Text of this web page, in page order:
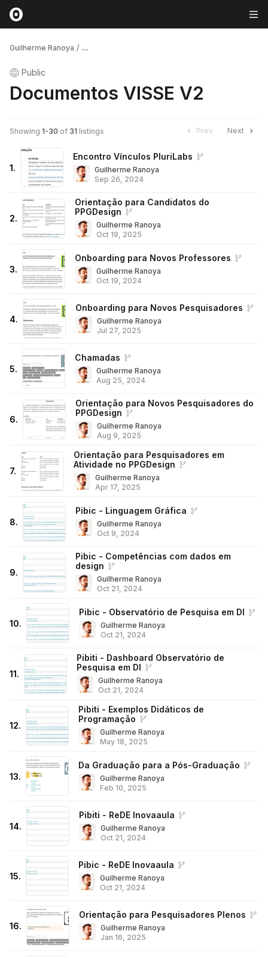
Guilherme Ranoya / ...
Public
Documentos VISSE V2
Showing 1-30 of 31 listings Prev Next
1.
Encontro Vínculos PluriLabs
Guilherme Ranoya
Sep 26, 2024
2.
Orientação para Candidatos do
PPGDesign
Guilherme Ranoya
Oct 19, 2025
3.
Onboarding para Novos Professores
Guilherme Ranoya
Oct 19, 2024
4.
Onboarding para Novos Pesquisadores
Guilherme Ranoya
Jul 27, 2025
5.
Chamadas
Guilherme Ranoya
Aug 25, 2024
6.
Orientação para Novos Pesquisadores do
PPGDesign
Guilherme Ranoya
Aug 9, 2025
7.
Orientação para Pesquisadores em
Atividade no PPGDesign
Guilherme Ranoya
Apr 17, 2025
8.
Pibic - Linguagem Gráfica
Guilherme Ranoya
Oct 9, 2024
9.
Pibic - Competências com dados em
design
Guilherme Ranoya
Oct 21, 2024
10.
Pibic - Observatório de Pesquisa em DI
Guilherme Ranoya
Oct 21, 2024
11.
Pibiti - Dashboard Observatório de
Pesquisa em DI
Guilherme Ranoya
Oct 21, 2024
12.
Pibiti - Exemplos Didáticos de
Programação
Guilherme Ranoya
May 18, 2025
13.
Da Graduação para a Pós-Graduação
Guilherme Ranoya
Feb 10, 2025
14.
Pibiti - ReDE Inovaaula
Guilherme Ranoya
Oct 21, 2024
15.
Pibic - ReDE Inovaaula
Guilherme Ranoya
Oct 21, 2024
16.
Orientação para Pesquisadores Plenos
Guilherme Ranoya
Jan 16, 2025